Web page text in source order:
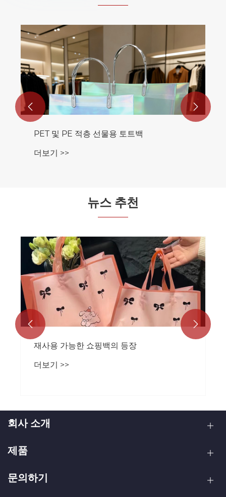
LDPE 토트 선물 가방
더보기 >>
 
뉴스 추천
RGS PACKAGING의 새로운 식품 포장용
Eight Edge 밀봉 지퍼백
더보기 >>
 
회사 소개
제품
문의하기